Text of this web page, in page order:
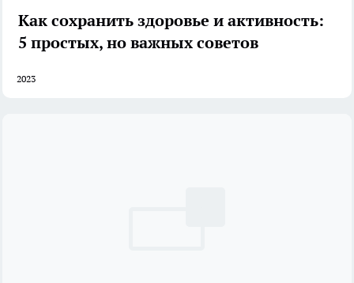
Как сохранить здоровье и активность:
5 простых, но важных советов
2023